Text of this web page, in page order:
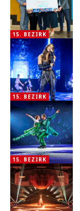
15. BEZIRK
15. BEZIRK
15. BEZIRK